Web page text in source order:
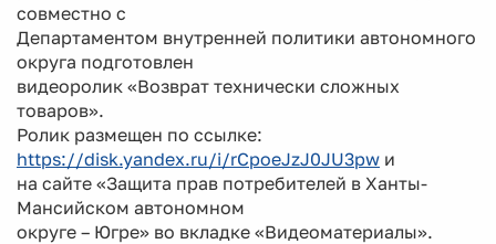
совместно с
Департаментом внутренней политики автономного
округа подготовлен
видеоролик «Возврат технически сложных
товаров».
Ролик размещен по ссылке:
https://disk.yandex.ru/i/rCpoeJzJ0JU3pw и
на сайте «Защита прав потребителей в Ханты-
Мансийском автономном
округе – Югре» во вкладке «Видеоматериалы».